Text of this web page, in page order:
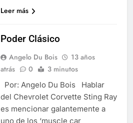
Leer más
Poder Clásico
Angelo Du Bois
13 años
atrás
0 3 minutos
Por: Angelo Du Bois Hablar
del Chevrolet Corvette Sting Ray
es mencionar galantemente a
uno de los ‘muscle car